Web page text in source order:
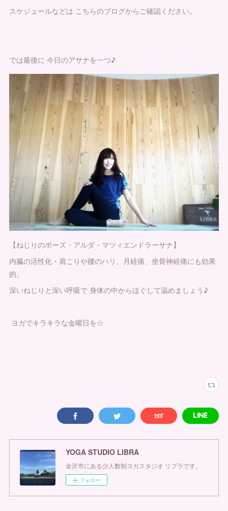
スケジュールなどは こちらのブログからご確認ください。
では最後に 今日のアサナを一つ♪
【ねじりのポーズ・アルダ・マツィエンドラーサナ】
内臓の活性化・肩こりや腰のハリ、月経痛、坐骨神経痛にも効果
的。
深いねじりと深い呼吸で 身体の中からほぐして温めましょう♪
ヨガでキラキラな金曜日を☆
YOGA STUDIO LIBRA
金沢市にある少人数制ヨガスタジオ リブラです。
フォロー